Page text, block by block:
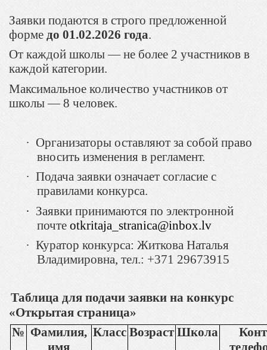
Заявки подаются в строго предложенной
форме до 01.02.2026 года.
От каждой школы — не более 2 участников в
каждой категории.
Максимальное количество участников от
школы — 8 человек.
· Организаторы оставляют за собой право
вносить изменения в регламент.
· Подача заявки означает согласие с
правилами конкурса.
· Заявки принимаются по электронной
почтеotkritaja _stranica@inbox.lv
· Куратор конкурса: Житкова Наталья
Владимировна, тел.: +371 29673915
Таблица для подачи заявки на конкурс
«Открытая страница»
№ Фамилия,
имя
Класс Возраст Школа